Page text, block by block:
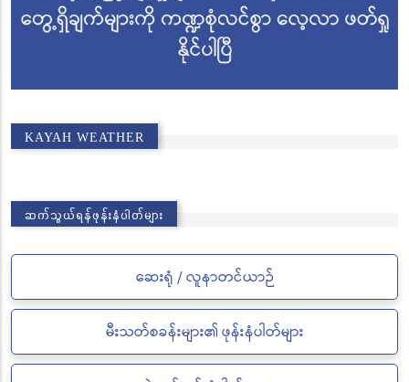
KAYAH WEATHER
ဆက်သွယ်ရန်ဖုန်းနံပါတ်များ
ဆေးရုံ / လူနာတင်ယာဉ်
မီးသတ်စခန်းများ၏ ဖုန်းနံပါတ်များ